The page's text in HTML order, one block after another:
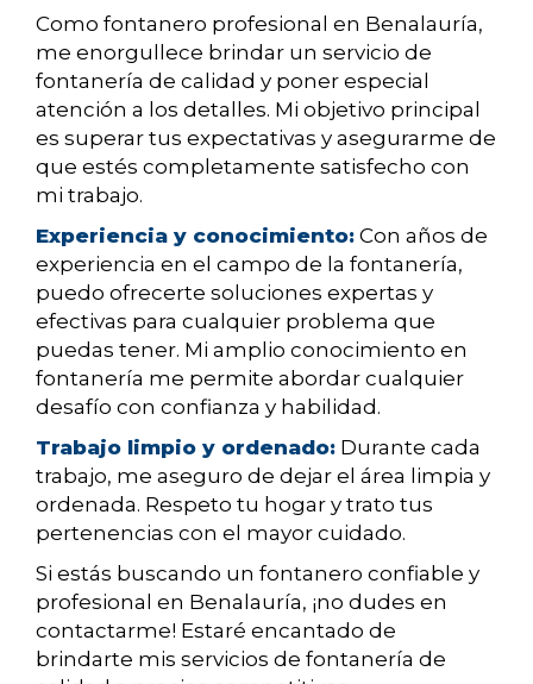
Como fontanero profesional en Benalauría,
me enorgullece brindar un servicio de
fontanería de calidad y poner especial
atención a los detalles. Mi objetivo principal
es superar tus expectativas y asegurarme de
que estés completamente satisfecho con
mi trabajo.
Experiencia y conocimiento: Con años de
experiencia en el campo de la fontanería,
puedo ofrecerte soluciones expertas y
efectivas para cualquier problema que
puedas tener. Mi amplio conocimiento en
fontanería me permite abordar cualquier
desafío con confianza y habilidad.
Trabajo limpio y ordenado: Durante cada
trabajo, me aseguro de dejar el área limpia y
ordenada. Respeto tu hogar y trato tus
pertenencias con el mayor cuidado.
Si estás buscando un fontanero confiable y
profesional en Benalauría, ¡no dudes en
contactarme! Estaré encantado de
brindarte mis servicios de fontanería de